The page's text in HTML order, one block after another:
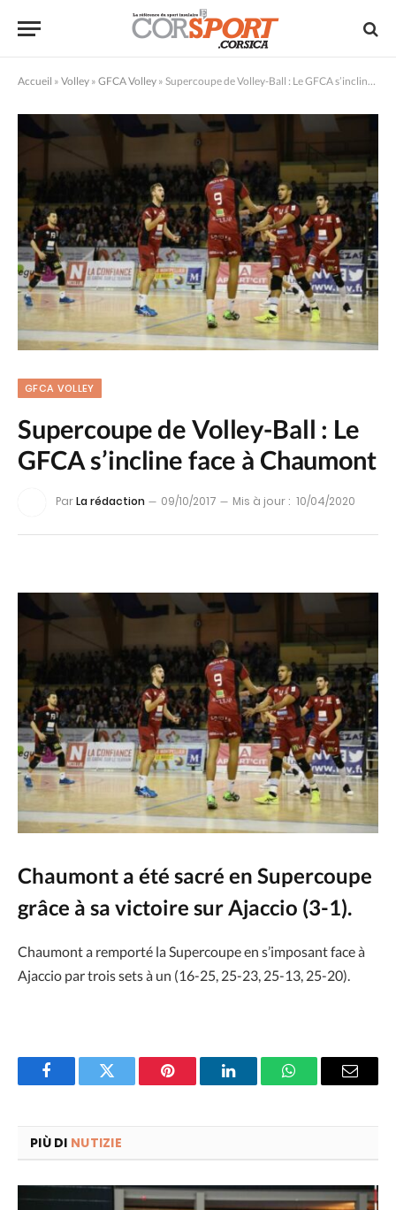
Accueil » Volley » GFCA Volley » Supercoupe de Volley-Ball : Le GFCA s’incline face à Chaumont
GFCA VOLLEY
Supercoupe de Volley-Ball : Le
GFCA s’incline face à Chaumont
ParLa rédaction 09/10/2017 Mis à jour : 10/04/2020
Chaumont a été sacré en Supercoupe
grâce à sa victoire sur Ajaccio (3-1).
Chaumont a remporté la Supercoupe en s’imposant face à
Ajaccio par trois sets à un (16-25, 25-23, 25-13, 25-20).
FacebookTwitter Pinterest LinkedInWhatsAppEmail
PIÙ DI NUTIZIE